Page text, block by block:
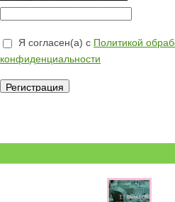
Я согласен(а) с Политикой
конфиденциальности